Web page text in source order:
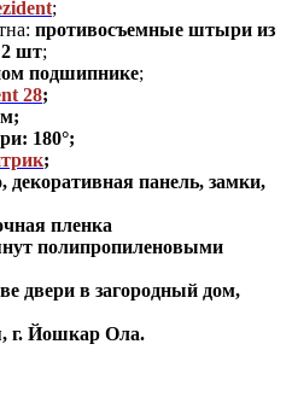
;
противосъемные штыри из
2 шт;
подшипнике;
28;
;
180°;
;
декоративная панель, замки,
пленка
полипропиленовыми
двери в загородный дом,
г. Йошкар Ола.